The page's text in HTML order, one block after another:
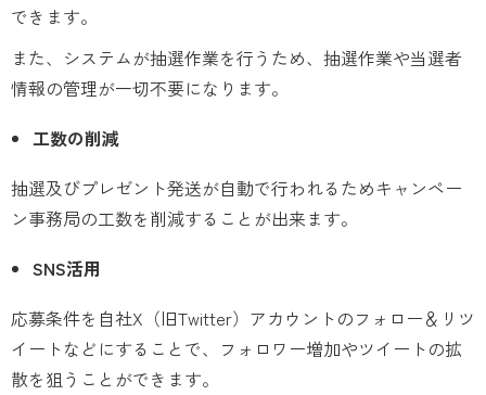
できます。
また、システムが抽選作業を行うため、抽選作業や当選者
情報の管理が一切不要になります。
工数の削減
抽選及びプレゼント発送が自動で行われるためキャンペー
ン事務局の工数を削減することが出来ます。
SNS活用
応募条件を自社X（旧Twitter）アカウントのフォロー＆リツ
イートなどにすることで、フォロワー増加やツイートの拡
散を狙うことができます。